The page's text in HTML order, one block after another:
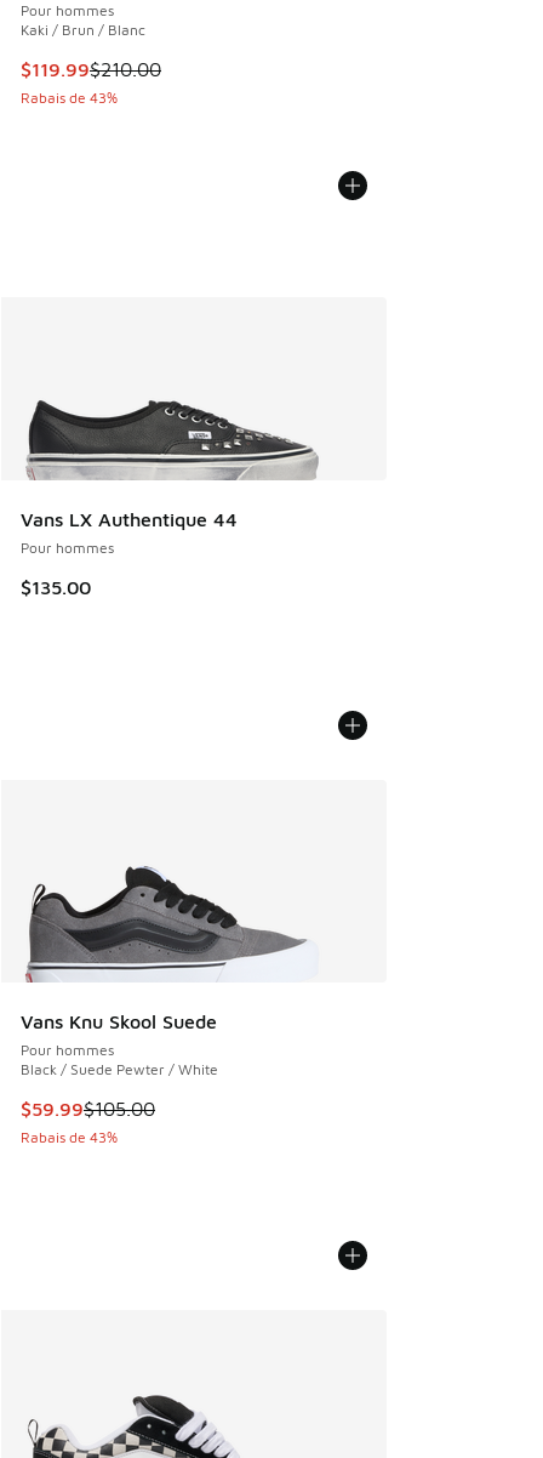
Pour hommes
Kaki / Brun / Blanc
Cet article est en solde. Le prix est passé de $210.00 à
$119.99$210.00
Rabais de 43%
Vans LX Authentique 44
Pour hommes
$135.00
Vans Knu Skool Suede
Pour hommes
Black / Suede Pewter / White
Cet article est en solde. Le prix est passé de $105.00 à
$59.99$105.00
Rabais de 43%